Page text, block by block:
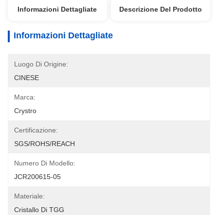
Informazioni Dettagliate Descrizione Del Prodotto
Informazioni Dettagliate
Luogo Di Origine:
CINESE
Marca:
Crystro
Certificazione:
SGS/ROHS/REACH
Numero Di Modello:
JCR200615-05
Materiale:
Cristallo Di TGG